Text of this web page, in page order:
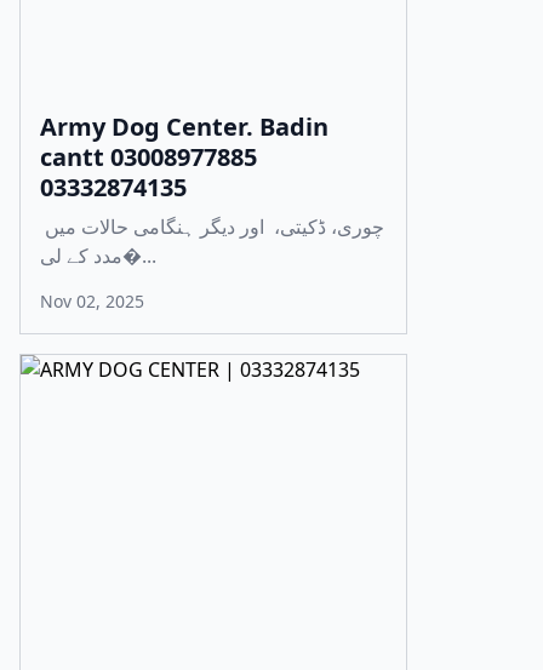
Army Dog Center. Badin
cantt 03008977885
03332874135
مدد کے لی�...
Nov 02, 2025